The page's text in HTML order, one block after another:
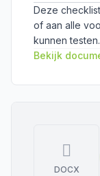
Deze
of aan alle
kunnen testen.
Bekijk
DOCX